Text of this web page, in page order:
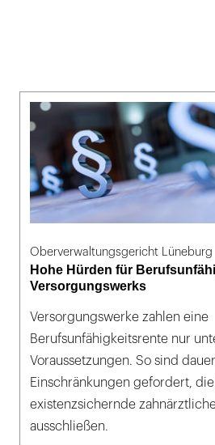
Oberverwaltungsgericht Lüneburg
Hohe Hürden für
Versorgungswerks
Versorgungswerke zahlen eine
Berufsunfähigkeitsrente nur
Voraussetzungen. So sind
Einschränkungen gefordert,
existenzsichernde
ausschließen.